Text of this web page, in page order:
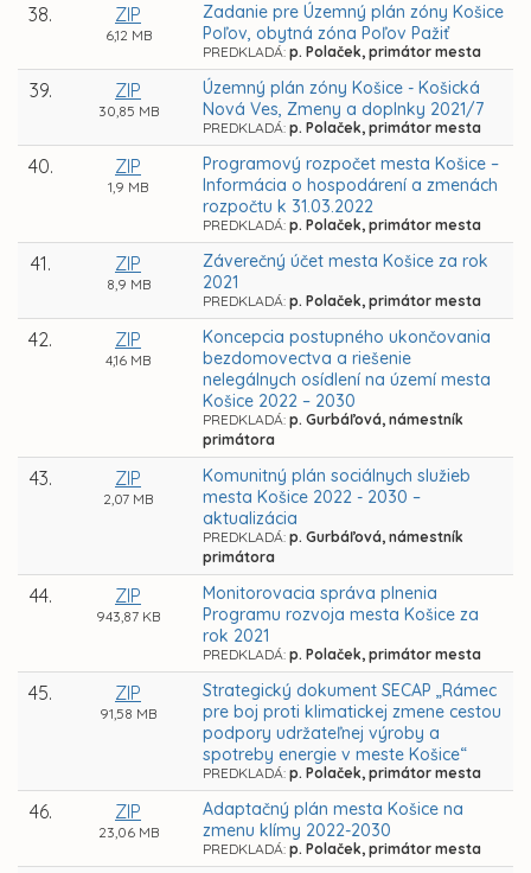
38. ZIP
6,12 MB
Zadanie pre Územný plán zóny Košice
Poľov, obytná zóna Poľov Pažiť
PREDKLADÁ: p. Polaček, primátor mesta
39. ZIP
30,85 MB
Územný plán zóny Košice - Košická
Nová Ves, Zmeny a doplnky 2021/7
PREDKLADÁ: p. Polaček, primátor mesta
40. ZIP
1,9 MB
Programový rozpočet mesta Košice –
Informácia o hospodárení a zmenách
rozpočtu k 31.03.2022
PREDKLADÁ: p. Polaček, primátor mesta
41. ZIP
8,9 MB
Záverečný účet mesta Košice za rok
2021
PREDKLADÁ: p. Polaček, primátor mesta
42. ZIP
4,16 MB
Koncepcia postupného ukončovania
bezdomovectva a riešenie
nelegálnych osídlení na území mesta
Košice 2022 – 2030
PREDKLADÁ: p. Gurbáľová, námestník
primátora
43. ZIP
2,07 MB
Komunitný plán sociálnych služieb
mesta Košice 2022 - 2030 –
aktualizácia
PREDKLADÁ: p. Gurbáľová, námestník
primátora
44. ZIP
943,87 KB
Monitorovacia správa plnenia
Programu rozvoja mesta Košice za
rok 2021
PREDKLADÁ: p. Polaček, primátor mesta
45. ZIP
91,58 MB
Strategický dokument SECAP „Rámec
pre boj proti klimatickej zmene cestou
podpory udržateľnej výroby a
spotreby energie v meste Košice“
PREDKLADÁ: p. Polaček, primátor mesta
46. ZIP
23,06 MB
Adaptačný plán mesta Košice na
zmenu klímy 2022-2030
PREDKLADÁ: p. Polaček, primátor mesta